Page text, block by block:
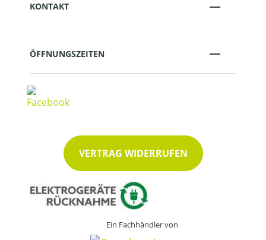
KONTAKT
ÖFFNUNGSZEITEN
VERTRAG WIDERRUFEN
Ein Fachhändler von